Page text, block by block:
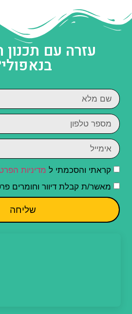
עזרה עם
קראתי והסכמתי ל מדיניות
מאשר/ת קבלת דיוור וחומרים
שליחה